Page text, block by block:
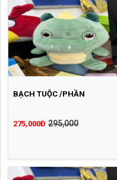
BẠCH TUỘC /PHẦN
275,000Đ 295,000